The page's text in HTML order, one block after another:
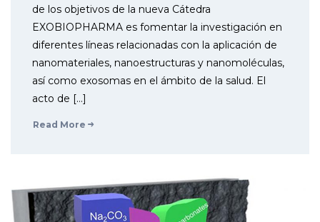
de los objetivos de la nueva Cátedra
EXOBIOPHARMA es fomentar la investigación en
diferentes líneas relacionadas con la aplicación de
nanomateriales, nanoestructuras y nanomoléculas,
así como exosomas en el ámbito de la salud. El
acto de […]
Read More